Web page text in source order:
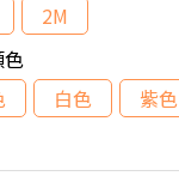
2M
色
白色 紫色